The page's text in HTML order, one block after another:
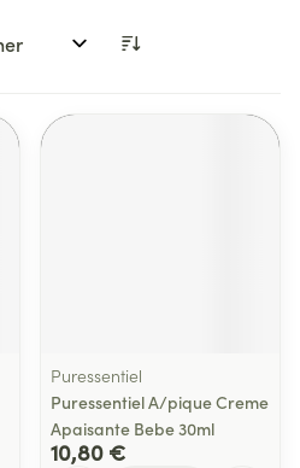
Puressentiel
Puressentiel A/pique Creme
Apaisante Bebe 30ml
10,80 €